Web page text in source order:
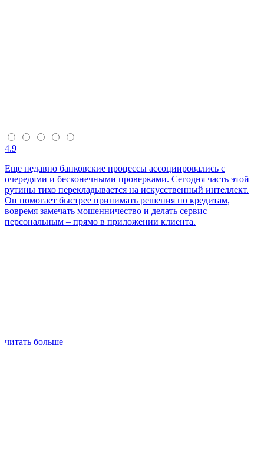
4.9
Еще недавно банковские процессы ассоциировались с
очередями и бесконечными проверками. Сегодня часть этой
рутины тихо перекладывается на искусственный интеллект.
Он помогает быстрее принимать решения по кредитам,
вовремя замечать мошенничество и делать сервис
персональным – прямо в приложении клиента.
читать больше